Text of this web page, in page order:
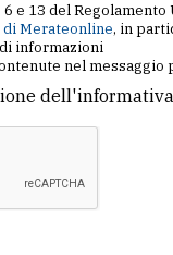
e 13 del
Merateonline, in
informazioni
nel